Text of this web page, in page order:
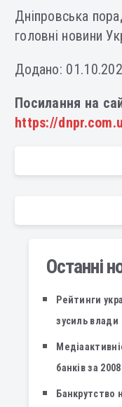
Останні
Рейтинги
зусиль влади
банків за 2008
Банкрутство
Дніпровська
головні новини
Додано:
Посилання на
https://